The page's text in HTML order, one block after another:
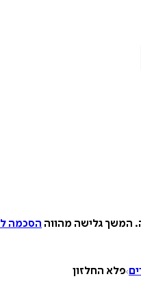
המשך גלישה מהווה הסכמה
פלא החלזון